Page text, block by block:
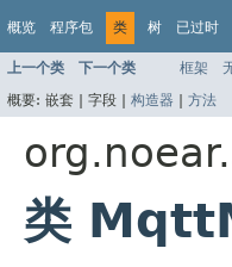
概览 程序包 类 树 已过时
上一个类 下一个类 框架
概要: 嵌套 | 字段 | 构造器 | 方法
类